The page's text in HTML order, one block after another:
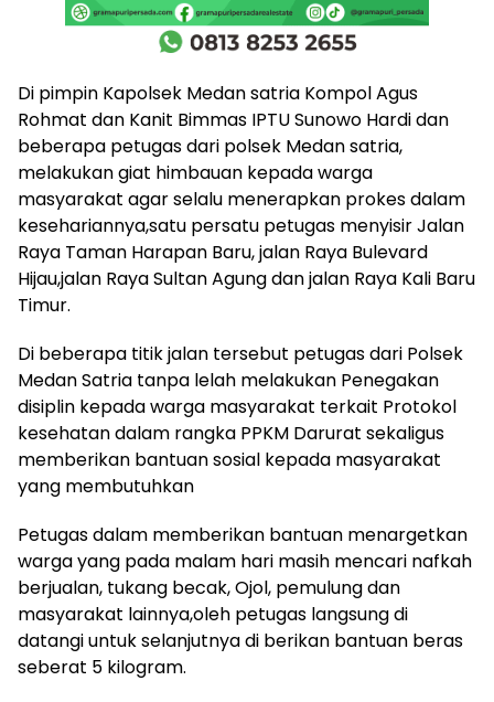
Di pimpin Kapolsek Medan satria Kompol Agus
Rohmat dan Kanit Bimmas IPTU Sunowo Hardi dan
beberapa petugas dari polsek Medan satria,
melakukan giat himbauan kepada warga
masyarakat agar selalu menerapkan prokes dalam
kesehariannya,satu persatu petugas menyisir Jalan
Raya Taman Harapan Baru, jalan Raya Bulevard
Hijau,jalan Raya Sultan Agung dan jalan Raya Kali Baru
Timur.
Di beberapa titik jalan tersebut petugas dari Polsek
Medan Satria tanpa lelah melakukan Penegakan
disiplin kepada warga masyarakat terkait Protokol
kesehatan dalam rangka PPKM Darurat sekaligus
memberikan bantuan sosial kepada masyarakat
yang membutuhkan
Petugas dalam memberikan bantuan menargetkan
warga yang pada malam hari masih mencari nafkah
berjualan, tukang becak, Ojol, pemulung dan
masyarakat lainnya,oleh petugas langsung di
datangi untuk selanjutnya di berikan bantuan beras
seberat 5 kilogram.